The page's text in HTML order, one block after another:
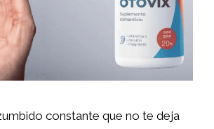
constante que no te deja